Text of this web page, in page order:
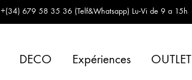
+(34) 679 58 35 36 (Telf&Whatsapp) Lu-Vi de 9 a 15h
DECO Expériences OUTLET